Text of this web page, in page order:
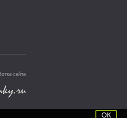
сайта
ОК